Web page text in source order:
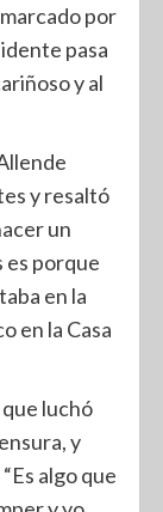
por
pasa
y al
y resaltó
un
porque
en la
en la Casa
luchó
y
algo que